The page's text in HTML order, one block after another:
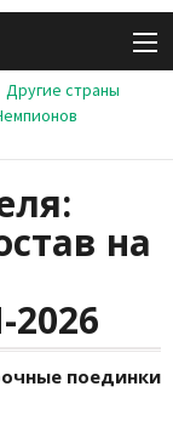
Другие страны
на
поединки